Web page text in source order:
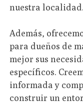
nuestra localidad.
Además,
para dueños de
mejor sus
específicos.
informada y
construir un